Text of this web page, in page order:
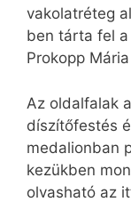
vakolatréteg
ben tárta fel a
Prokopp
Az oldalfalak
díszítőfestés
medalionban
kezükben
olvasható az